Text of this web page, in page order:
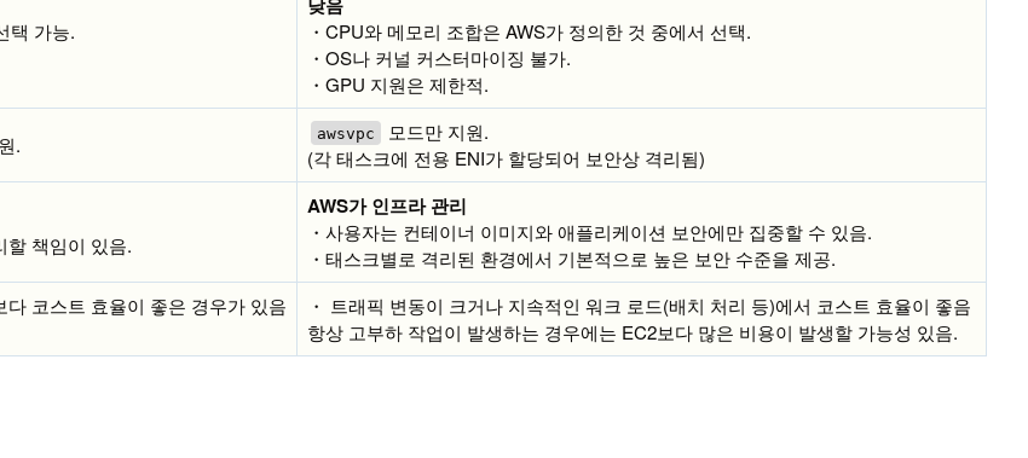
택 가능.
・CPU와 메모리 조합은 AWS가 정의한 것 중에서 선택.
・OS나 커널 커스터마이징 불가.
・GPU 지원은 제한적.
. awsvpc
모드만 지원.
(각 태스크에 전용 ENI가 할당되어 보안상 격리됨)
할 책임이 있음.
AWS가 인프라 관리
・사용자는 컨테이너 이미지와 애플리케이션 보안에만 집중할 수 있음.
・태스크별로 격리된 환경에서 기본적으로 높은 보안 수준을 제공.
다 코스트 효율이 좋은 경우가 있음
・ 트래픽 변동이 크거나 지속적인 워크 로드(배치 처리 등)에서 코스트 효율이 좋음
항상 고부하 작업이 발생하는 경우에는 EC2보다 많은 비용이 발생할 가능성 있음.